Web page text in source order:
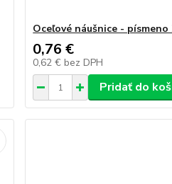
Oceľové náušnice - písmeno
0,76 €
0,62 € bez DPH
Pridať do